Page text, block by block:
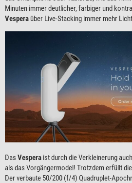
Minuten immer deutlicher, farbiger und
Vespera über Live-Stacking immer mehr
Das Vespera ist durch die Verkleinerung
als das Vorgängermodel! Trotzdem erfüllt
Der verbaute 50/200 (f/4) Quadruplet-